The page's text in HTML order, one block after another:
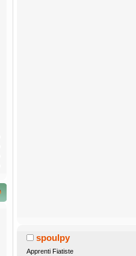
spoulpy
Apprenti Fiatiste